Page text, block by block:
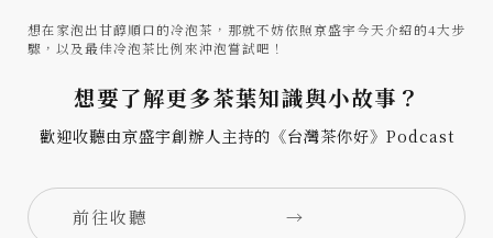
想在家泡出甘醇順口的冷泡茶，那就不妨依照京盛宇今天介紹的4大步
驟，以及最佳冷泡茶比例來沖泡嘗試吧！
想要了解更多茶葉知識與小故事？
歡迎收聽由京盛宇創辦人主持的《台灣茶你好》Podcast
前往收聽 →